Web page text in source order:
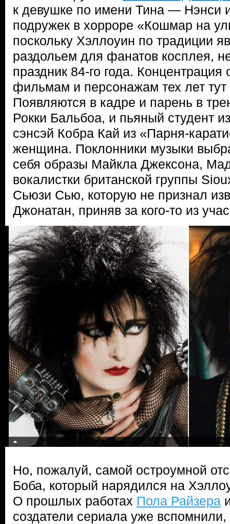
к девушке по имени Тина — Нэнси
подружек в хорроре «Кошмар на
поскольку Хэллоуин по традиции
раздольем для фанатов косплея,
праздник 84-го года.
фильмам и персонажам тех лет тут
Появляются в кадре и парень в
Рокки Бальбоа, и пьяный студент
сэнсэй Кобра Кай из «Парня-
женщина. Поклонники музыки
себя образы Майкла Джексона,
вокалистки британской группы
Сьюзи Сью, которую не признал
Джонатан, приняв за кого-то из
Но, пожалуй, самой остроумной
Боба, который нарядился на
О прошлых работах Пола Райзера
создатели сериала уже